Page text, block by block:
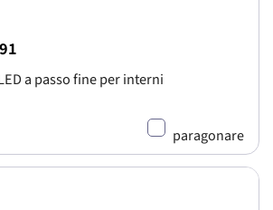
a passo fine per interni
paragonare